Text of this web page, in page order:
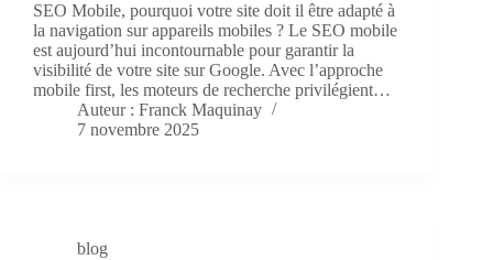
SEO Mobile, pourquoi votre site doit il être adapté à
la navigation sur appareils mobiles ? Le SEO mobile
est aujourd’hui incontournable pour garantir la
visibilité de votre site sur Google. Avec l’approche
mobile first, les moteurs de recherche privilégient…
Auteur : Franck Maquinay
7 novembre 2025
blog